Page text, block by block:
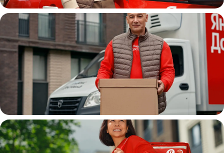
Автокурьер
Водитель
грузовой машины